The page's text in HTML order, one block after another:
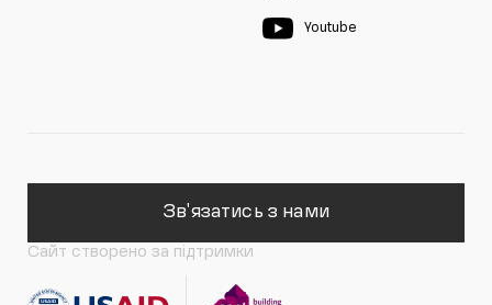
Youtube
Зв'язатись з нами
Сайт створено за підтримки